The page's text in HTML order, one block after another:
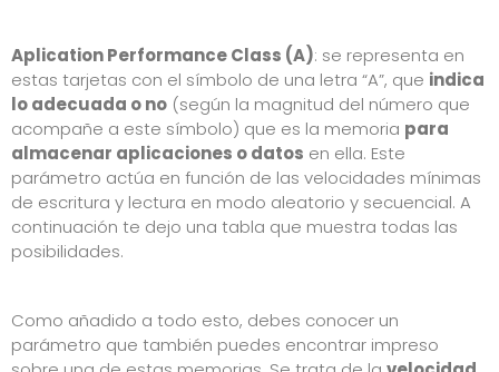
Aplication Performance Class (A): se representa en
estas tarjetas con el símbolo de una letra “A”, que indica
lo adecuada o no (según la magnitud del número que
acompañe a este símbolo) que es la memoria para
almacenar aplicaciones o datos en ella. Este
parámetro actúa en función de las velocidades mínimas
de escritura y lectura en modo aleatorio y secuencial. A
continuación te dejo una tabla que muestra todas las
posibilidades.
Como añadido a todo esto, debes conocer un
parámetro que también puedes encontrar impreso